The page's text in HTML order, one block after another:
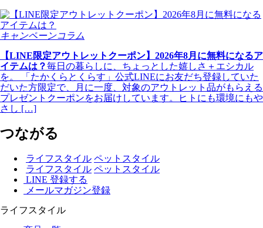
キャンペーンコラム
【LINE限定アウトレットクーポン】2026年8月に無料になるア
イテムは？毎日の暮らしに、ちょっとした嬉しさ＋エシカル
を。 「たかくらとくらす」公式LINEにお友だち登録していた
だいた方限定で、月に一度、対象のアウトレット品がもらえる
プレゼントクーポンをお届けしています。ヒトにも環境にもや
さし […]
つながる
ライフスタイル ペットスタイル
ライフスタイル ペットスタイル
LINE 登録する
メールマガジン登録
ライフスタイル